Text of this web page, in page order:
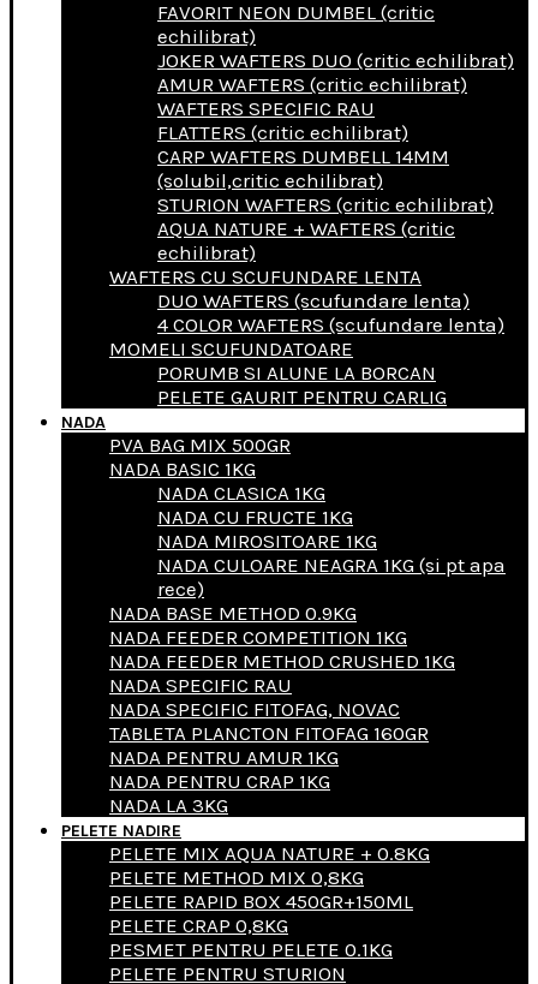
FAVORIT NEON DUMBEL (critic
echilibrat)
JOKER WAFTERS DUO (critic echilibrat)
AMUR WAFTERS (critic echilibrat)
WAFTERS SPECIFIC RAU
FLATTERS (critic echilibrat)
CARP WAFTERS DUMBELL 14MM
(solubil,critic echilibrat)
STURION WAFTERS (critic echilibrat)
AQUA NATURE + WAFTERS (critic
echilibrat)
WAFTERS CU SCUFUNDARE LENTA
DUO WAFTERS (scufundare lenta)
4 COLOR WAFTERS (scufundare lenta)
MOMELI SCUFUNDATOARE
PORUMB SI ALUNE LA BORCAN
PELETE GAURIT PENTRU CARLIG
NADA
PVA BAG MIX 500GR
NADA BASIC 1KG
NADA CLASICA 1KG
NADA CU FRUCTE 1KG
NADA MIROSITOARE 1KG
NADA CULOARE NEAGRA 1KG (si pt apa
rece)
NADA BASE METHOD 0.9KG
NADA FEEDER COMPETITION 1KG
NADA FEEDER METHOD CRUSHED 1KG
NADA SPECIFIC RAU
NADA SPECIFIC FITOFAG, NOVAC
TABLETA PLANCTON FITOFAG 160GR
NADA PENTRU AMUR 1KG
NADA PENTRU CRAP 1KG
NADA LA 3KG
PELETE NADIRE
PELETE MIX AQUA NATURE + 0.8KG
PELETE METHOD MIX 0,8KG
PELETE RAPID BOX 450GR+150ML
PELETE CRAP 0,8KG
PESMET PENTRU PELETE 0.1KG
PELETE PENTRU STURION